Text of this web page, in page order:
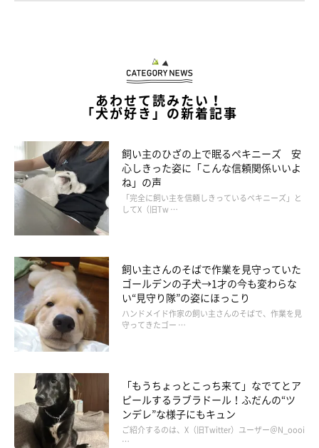
おなかを見せるこじろうくん
@ChinaObachan517
こじろうくんと楽しいひとときを過ごしている飼い主さん家族。
こじろうくんも輪の中に入っているようですが、柴犬ということ
もあるのか「割とすぐに飽きます（笑）」
ちょっと甘えて、ゴハンやオヤツを食べて、ひとしきり家の中の
匂いを嗅いで回ったら、たいてい帰りたがるのだとか。
あわせて読みたい！
「犬が好き」の新着記事
飼い主のひざの上で眠るペキニーズ 安
心しきった姿に「こんな信頼関係いいよ
ね」の声
「完全に飼い主を信頼しきっているペキニーズ」と
してX（旧Tw …
飼い主さんのそばで作業を見守っていた
ゴールデンの子犬→1才の今も変わらな
い“見守り隊”の姿にほっこり
ハンドメイド作家の飼い主さんのそばで、作業を見
守ってきたゴー …
「もうちょっとこっち来て」なでてとア
ピールするラブラドール！ふだんの“ツ
ンデレ”な様子にもキュン
ご紹介するのは、X（旧Twitter）ユーザー＠N_oooi
…